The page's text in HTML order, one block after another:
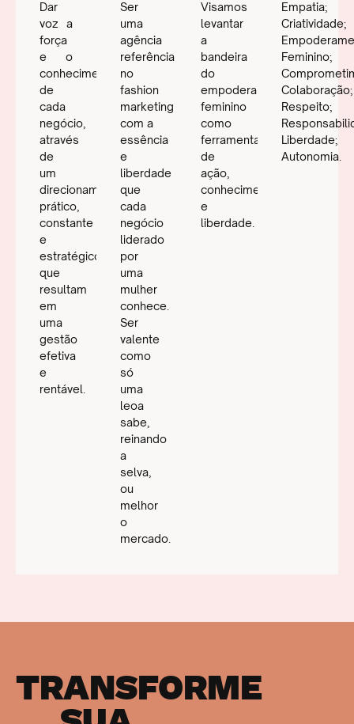
Dar
voz a
força
e o
conhecimento
de
cada
negócio,
através
de
um
direcionamento
prático,
constante
e
estratégico
que
resultam
em
uma
gestão
efetiva
e
rentável.
Ser
uma
agência
referência
no
fashion
marketing
com a
essência
e
liberdade
que
cada
negócio
liderado
por
uma
mulher
conhece.
Ser
valente
como
só
uma
leoa
sabe,
reinando
a
selva,
ou
melhor
o
mercado.
Visamos
levantar
a
bandeira
do
empoderamento
feminino
como
ferramenta
de
ação,
conhecimento
e
liberdade.
Empatia;
Criatividade;
Feminino;
Colaboração;
Respeito;
Liberdade;
Autonomia.
TRANSFORME